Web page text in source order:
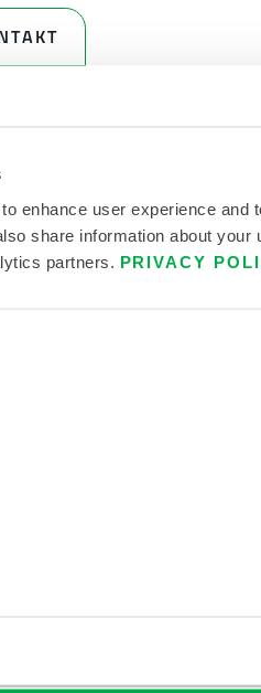
enhance user experience and
share information about your
partners. PRIVACY